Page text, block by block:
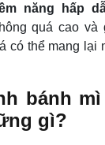
năng hấp
quá cao
có thể mang lại
bánh
gì?